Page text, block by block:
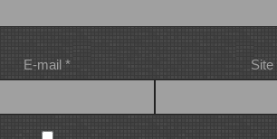
E-mail * Site